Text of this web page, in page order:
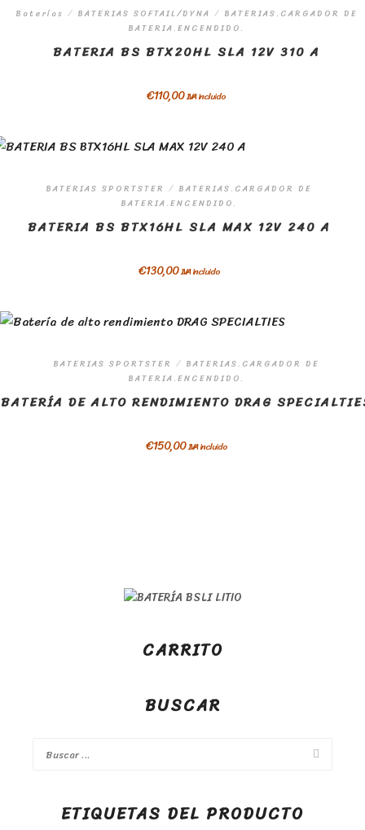
Baterías / BATERIAS SOFTAIL/DYNA / BATERIAS.CARGADOR DE
BATERIA.ENCENDIDO.
BATERIA BS BTX20HL SLA 12V 310 A
€110,00IVA incluido
BATERIAS SPORTSTER / BATERIAS.CARGADOR DE
BATERIA.ENCENDIDO.
BATERIA BS BTX16HL SLA MAX 12V 240 A
€130,00IVA incluido
BATERIAS SPORTSTER / BATERIAS.CARGADOR DE
BATERIA.ENCENDIDO.
BATERÍA DE ALTO RENDIMIENTO DRAG
€150,00IVA incluido
CARRITO
BUSCAR
ETIQUETAS DEL PRODUCTO